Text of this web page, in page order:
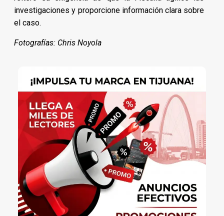
investigaciones y proporcione información clara sobre
el caso.
Fotografías: Chris Noyola